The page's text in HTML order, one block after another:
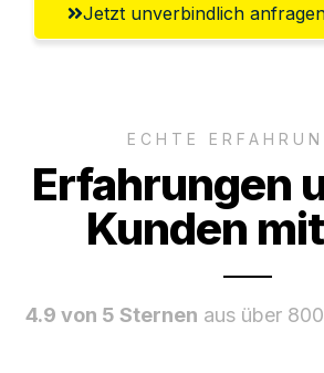
Jetzt unverbindlich
ECHTE
Erfahrungen
Kunden
4.9 von 5 Sternen aus über